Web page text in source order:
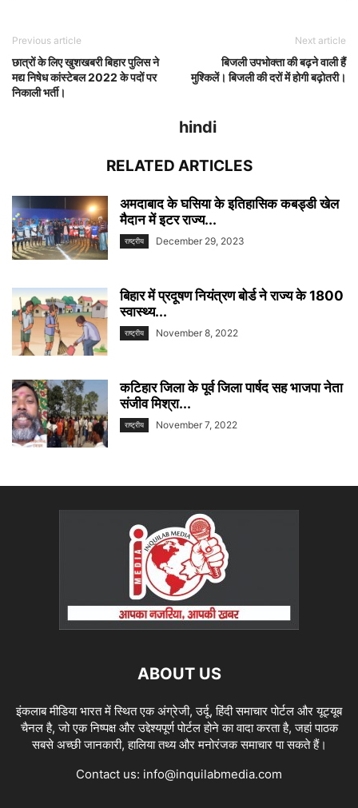
Previous article
छात्रों के लिए खुशखबरी बिहार पुलिस ने
मद्य निषेध कांस्टेबल 2022 के पदों पर
निकाली भर्ती।
Next article
बिजली उपभोक्ता की बढ़ने वाली हैं
मुश्किलें। बिजली की दरों में होगी बढ़ोतरी।
hindi
RELATED ARTICLES
अमदाबाद के घसिया के इतिहासिक कबड्डी खेल
मैदान में इटर राज्य...
राष्ट्रीय December 29, 2023
बिहार में प्रदूषण नियंत्रण बोर्ड ने राज्य के 1800
स्वास्थ्य...
राष्ट्रीय November 8, 2022
कटिहार जिला के पूर्व जिला पार्षद सह भाजपा नेता
संजीव मिश्रा...
राष्ट्रीय November 7, 2022
ABOUT US
इंकलाब मीडिया भारत में स्थित एक अंग्रेजी, उर्दू, हिंदी समाचार पोर्टल और यूट्यूब
चैनल है, जो एक निष्पक्ष और उद्देश्यपूर्ण पोर्टल होने का वादा करता है, जहां पाठक
सबसे अच्छी जानकारी, हालिया तथ्य और मनोरंजक समाचार पा सकते हैं।
Contact us: info@inquilabmedia.com